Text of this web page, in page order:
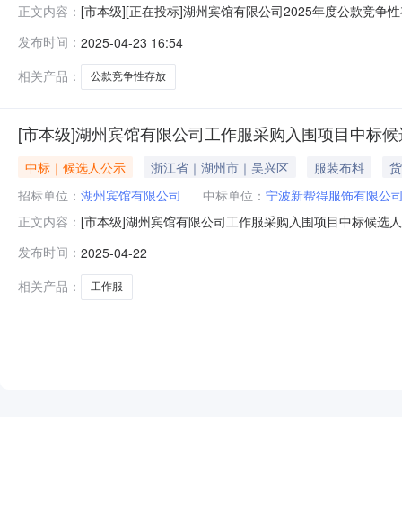
正文内容： [市本级][正在投标]湖州宾馆有限公司2025年度公款竞争
一、招标单位名称湖州宾馆有限公司二、招标项目名称
湖州宾馆有
发布时间： 2025-04-23 16:54
相关产品：
公款竞争性存放
[市本级]湖州宾馆有限公司工作服采购入围项目中标
中标｜候选人公示 浙江省｜湖州市｜吴兴区 服装布料
招标单位： 湖州宾馆有限公司 中标单位： 宁波新帮得服饰有限公
正文内容： [市本级]湖州宾馆有限公司工作服采购入围项目中标候选
1年，自合同签订之日至起计算。服务期内招标人对中标
定服装店95
发布时间： 2025-04-22
相关产品：
工作服